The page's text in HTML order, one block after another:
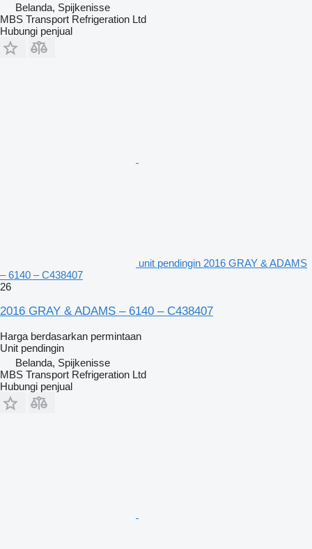
Belanda, Spijkenisse
MBS Transport Refrigeration Ltd
Hubungi penjual
unit pendingin 2016 GRAY & ADAMS
– 6140 – C438407
26
2016 GRAY & ADAMS – 6140 – C438407
Harga berdasarkan permintaan
Unit pendingin
Belanda, Spijkenisse
MBS Transport Refrigeration Ltd
Hubungi penjual